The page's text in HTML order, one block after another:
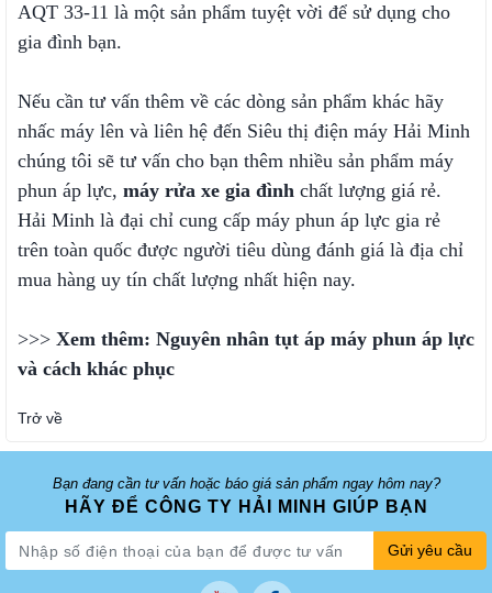
AQT 33-11 là một sản phẩm tuyệt vời để sử dụng cho
gia đình bạn.
Nếu cần tư vấn thêm về các dòng sản phẩm khác hãy
nhấc máy lên và liên hệ đến Siêu thị điện máy Hải Minh
chúng tôi sẽ tư vấn cho bạn thêm nhiều sản phẩm máy
phun áp lực, máy rửa xe gia đình chất lượng giá rẻ.
Hải Minh là đại chỉ cung cấp máy phun áp lực gia rẻ
trên toàn quốc được người tiêu dùng đánh giá là địa chỉ
mua hàng uy tín chất lượng nhất hiện nay.
>>> Xem thêm: Nguyên nhân tụt áp máy phun áp lực
và cách khác phục
Trở về
Bạn đang cần tư vấn hoặc báo giá sản phẩm ngay hôm nay?
HÃY ĐỂ CÔNG TY HẢI MINH GIÚP BẠN
Gửi yêu cầu